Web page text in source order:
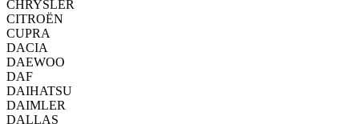
CHRYSLER
CITROËN
CUPRA
DACIA
DAEWOO
DAF
DAIHATSU
DAIMLER
DALLAS